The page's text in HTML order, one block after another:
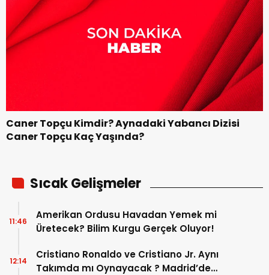
Caner Topçu Kimdir? Aynadaki Yabancı Dizisi
Caner Topçu Kaç Yaşında?
Sıcak Gelişmeler
Amerikan Ordusu Havadan Yemek mi
Üretecek? Bilim Kurgu Gerçek Oluyor!
11:46
Cristiano Ronaldo ve Cristiano Jr. Aynı
Takımda mı Oynayacak ? Madrid’de
12:14